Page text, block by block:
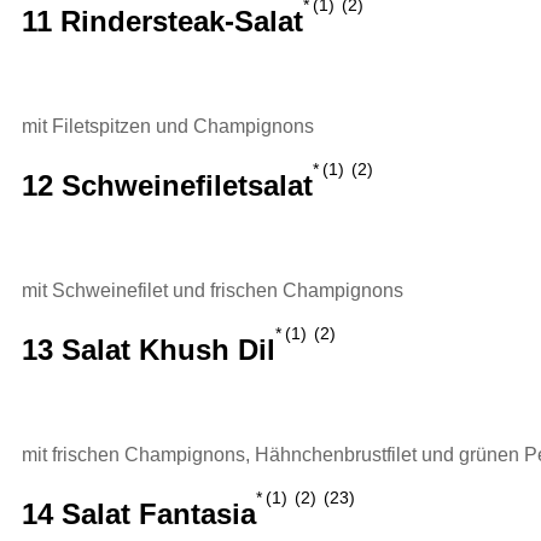
11 Rindersteak-Salat 1 2
mit Filetspitzen und Champignons
12 Schweinefiletsalat 1 2
mit Schweinefilet und frischen Champignons
13 Salat Khush Dil 1 2
mit frischen Champignons, Hähnchenbrustfilet und grünen
14 Salat Fantasia 1 2 23